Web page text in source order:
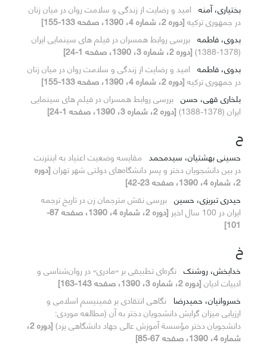
بختیاری، آمنه امید و رضایت از زندگی و سلامت روان در میان زنان
در جمهوری ترکیه [دوره 2، شماره 4، 1390، صفحه 133-155]
بدوی، فاطمه بررسی روابط همسران در فیلم های سینمایی ایران
(1378-1388)
[دوره 2، شماره 3، 1390، صفحه 1-24]
بدوی، فاطمه امید و رضایت از زندگی و سلامت روان در میان زنان
در جمهوری ترکیه [دوره 2، شماره 4، 1390، صفحه 133-155]
بلخاری قهی، حسن بررسی روابط همسران در فیلم های سینمایی
ایران (1378-1388)
[دوره 2، شماره 3، 1390، صفحه 1-24]
ح
حسینی بهشتیان، سیدمحمد مقایسه وضعیت اعتیاد به اینترنت
در بین دانشجویان دختر و پسر دانشگاه‌های دولتی شهر تهران [دوره
2، شماره 4، 1390، صفحه 23-42]
حیدری تبریزی، حسین بررسی نقش مترجمان زن در تاریخ ترجمه
ایران در 100 سال اخیر
[دوره 2، شماره 4، 1390، صفحه 87-
101]
خ
خدابخش، روشنک نگره‌ای تطبیقی بر «مادری» در روان‌شناسی و
ادبیات ادیان [دوره 2، شماره 3، 1390، صفحه 143-163]
خسروانیان، حمیدرضا نگاهی انتقادی بر فمینیسم اسلامی و
ارزیابی میزان گرایش دانشجویان دختر به آن (مطالعه موردی:
دانشجویان دختر مؤسسة آموزش عالی جهاد دانشگاهی یزد)
[دوره 2،
شماره 4، 1390، صفحه 67-85]